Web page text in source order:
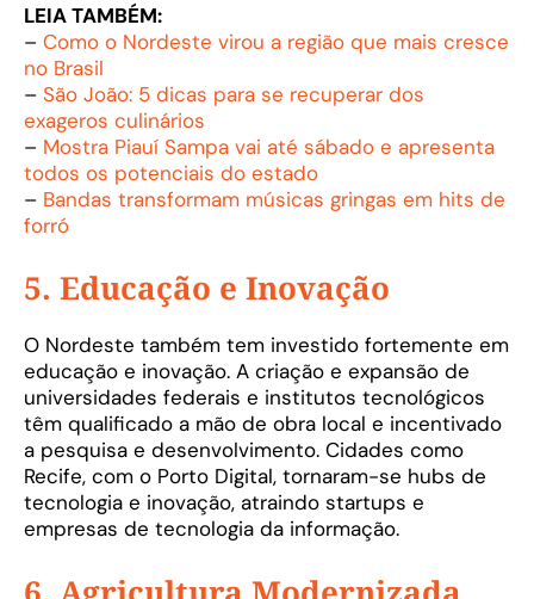
LEIA TAMBÉM:
– Como o Nordeste virou a região que mais cresce
no Brasil
– São João: 5 dicas para se recuperar dos
exageros culinários
– Mostra Piauí Sampa vai até sábado e apresenta
todos os potenciais do estado
– Bandas transformam músicas gringas em hits de
forró
5. Educação e Inovação
O Nordeste também tem investido fortemente em
educação e inovação. A criação e expansão de
universidades federais e institutos tecnológicos
têm qualificado a mão de obra local e incentivado
a pesquisa e desenvolvimento. Cidades como
Recife, com o Porto Digital, tornaram-se hubs de
tecnologia e inovação, atraindo startups e
empresas de tecnologia da informação.